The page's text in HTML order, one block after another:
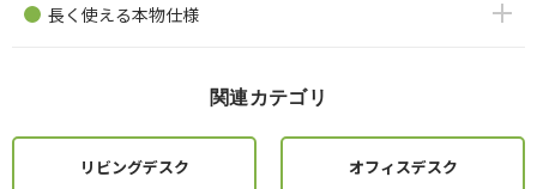
長く使える本物仕様
関連カテゴリ
リビングデスク オフィスデスク